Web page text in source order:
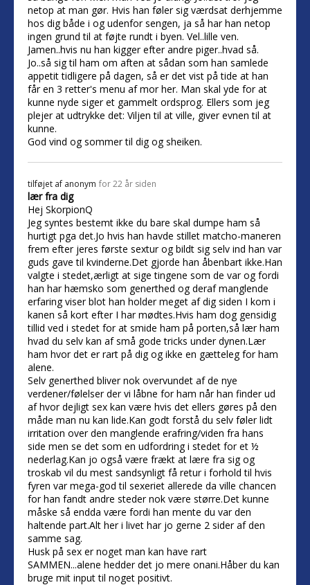
netop at man gør. Hvis han føler sig værdsat derhjemme
hos dig både i og udenfor sengen, ja så har han netop
ingen grund til at føjte rundt i byen. Vel..lille ven.
Jamen..hvis nu han kigger efter andre piger..hvad så.
Jo..så sig til ham om aften at sådan som han samlede
appetit tidligere på dagen, så er det vist på tide at han
får en 3 retter's menu af mor her. Man skal yde for at
kunne nyde siger et gammelt ordsprog. Ellers som jeg
plejer at udtrykke det: Viljen til at ville, giver evnen til at
kunne.
God vind og sommer til dig og sheiken.
tilføjet af anonym for 22 år siden
lær fra dig
Hej SkorpionQ
Jeg syntes bestemt ikke du bare skal dumpe ham så
hurtigt pga det.Jo hvis han havde stillet matcho-maneren
frem efter jeres første sextur og bildt sig selv ind han var
guds gave til kvinderne.Det gjorde han åbenbart ikke.Han
valgte i stedet,ærligt at sige tingene som de var og fordi
han har hæmsko som generthed og deraf manglende
erfaring viser blot han holder meget af dig siden I kom i
kanen så kort efter I har mødtes.Hvis ham dog gensidig
tillid ved i stedet for at smide ham på porten,så lær ham
hvad du selv kan af små gode tricks under dynen.Lær
ham hvor det er rart på dig og ikke en gætteleg for ham
alene.
Selv generthed bliver nok overvundet af de nye
verdener/følelser der vi låbne for ham når han finder ud
af hvor dejligt sex kan være hvis det ellers gøres på den
måde man nu kan lide.Kan godt forstå du selv føler lidt
irritation over den manglende erafring/viden fra hans
side men se det som en udfordring i stedet for et ½
nederlag.Kan jo også være frækt at lære fra sig og
troskab vil du mest sandsynligt få retur i forhold til hvis
fyren var mega-god til sexeriet allerede da ville chancen
for han fandt andre steder nok være større.Det kunne
måske så endda være fordi han mente du var den
haltende part.Alt her i livet har jo gerne 2 sider af den
samme sag.
Husk på sex er noget man kan have rart
SAMMEN...alene hedder det jo mere onani.Håber du kan
bruge mit input til noget positivt.